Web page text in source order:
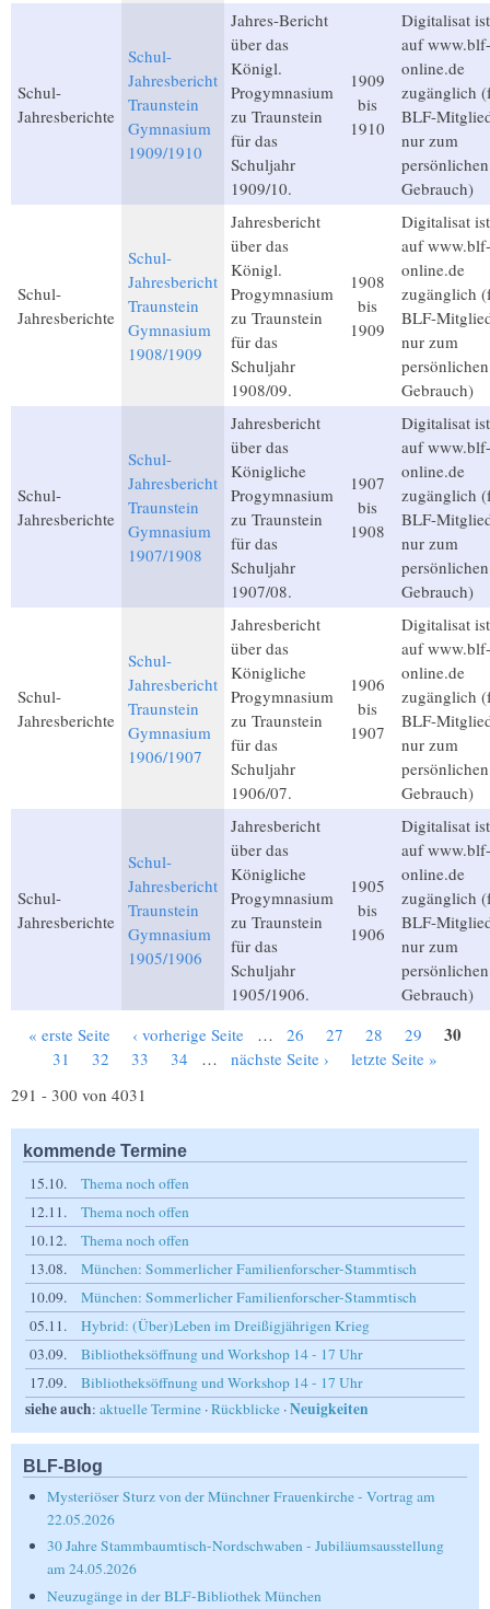
Schul-
Jahresberichte
Schul-
Jahresbericht
Traunstein
Gymnasium
1909/1910
Jahres-Bericht
über das
Königl.
Progymnasium
zu Traunstein
für das
Schuljahr
1909/10.
1909
bis
1910
Digitalisat ist
auf www.blf-
online.de
zugänglich
BLF-
nur zum
persönlichen
Gebrauch)
Schul-
Jahresberichte
Schul-
Jahresbericht
Traunstein
Gymnasium
1908/1909
Jahresbericht
über das
Königl.
Progymnasium
zu Traunstein
für das
Schuljahr
1908/09.
1908
bis
1909
Digitalisat ist
auf www.blf-
online.de
zugänglich
BLF-
nur zum
persönlichen
Gebrauch)
Schul-
Jahresberichte
Schul-
Jahresbericht
Traunstein
Gymnasium
1907/1908
Jahresbericht
über das
Königliche
Progymnasium
zu Traunstein
für das
Schuljahr
1907/08.
1907
bis
1908
Digitalisat ist
auf www.blf-
online.de
zugänglich
BLF-
nur zum
persönlichen
Gebrauch)
Schul-
Jahresberichte
Schul-
Jahresbericht
Traunstein
Gymnasium
1906/1907
Jahresbericht
über das
Königliche
Progymnasium
zu Traunstein
für das
Schuljahr
1906/07.
1906
bis
1907
Digitalisat ist
auf www.blf-
online.de
zugänglich
BLF-
nur zum
persönlichen
Gebrauch)
Schul-
Jahresberichte
Schul-
Jahresbericht
Traunstein
Gymnasium
1905/1906
Jahresbericht
über das
Königliche
Progymnasium
zu Traunstein
für das
Schuljahr
1905/1906.
1905
bis
1906
Digitalisat ist
auf www.blf-
online.de
zugänglich
BLF-
nur zum
persönlichen
Gebrauch)
Seiten
« erste Seite ‹ vorherige Seite … 26 27 28 29 30
31 32 33 34 … nächste Seite ›
letzte Seite »
291 - 300 von 4031
kommende Termine
15.10.
Thema noch offen
12.11.
Thema noch offen
10.12.
Thema noch offen
13.08.
München: Sommerlicher Familienforscher-Stammtisch
10.09.
München: Sommerlicher Familienforscher-Stammtisch
05.11.
Hybrid: (Über)Leben im Dreißigjährigen Krieg
03.09.
Bibliotheksöffnung und Workshop 14 - 17 Uhr
17.09.
Bibliotheksöffnung und Workshop 14 - 17 Uhr
siehe auch: aktuelle Termine ·Rückblicke ·Neuigkeiten
BLF-Blog
Mysteriöser Sturz von der Münchner Frauenkirche - Vortrag am
22.05.2026
30 Jahre Stammbaumtisch-Nordschwaben - Jubiläumsausstellung
am 24.05.2026
Neuzugänge in der BLF-Bibliothek München